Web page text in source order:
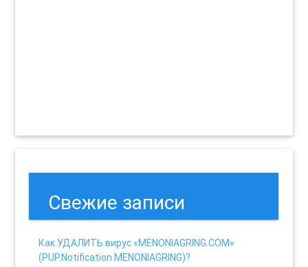
Свежие записи
Как УДАЛИТЬ вирус «MENONIAGRING.COM»
(PUP.Notification.MENONIAGRING)?